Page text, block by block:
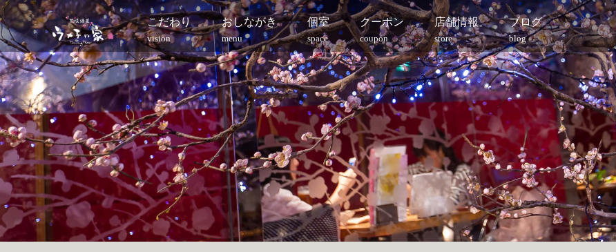
こだわり
vision
おしながき
menu
個室
space
クーポン
coupon
店舗情報
store
ブログ
blog